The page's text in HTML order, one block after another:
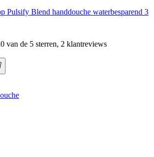
Pulsify Blend handdouche waterbesparend 3
van de 5 sterren, 2 klantreviews